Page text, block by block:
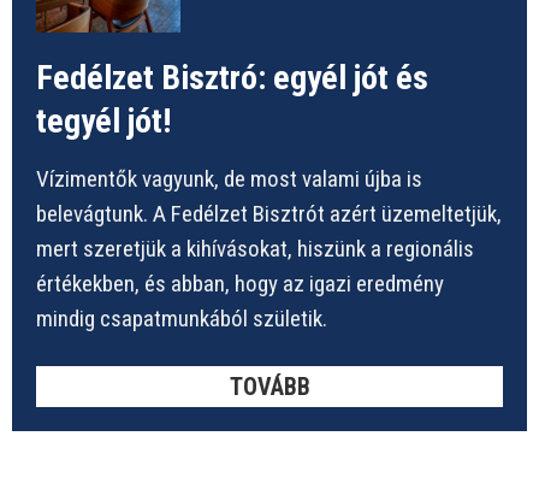
Fedélzet Bisztró: egyél jót és
tegyél jót!
Vízimentők vagyunk, de most valami újba is
belevágtunk. A Fedélzet Bisztrót azért üzemeltetjük,
mert szeretjük a kihívásokat, hiszünk a regionális
értékekben, és abban, hogy az igazi eredmény
mindig csapatmunkából születik.
TOVÁBB